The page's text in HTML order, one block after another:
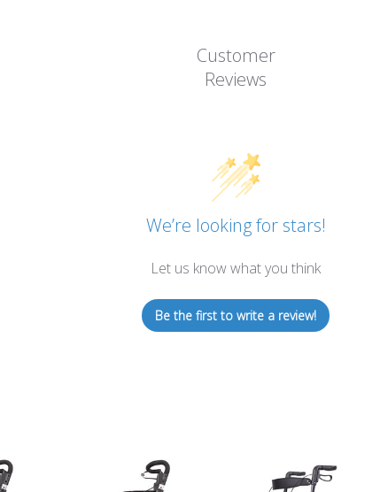
Customer
Reviews
We’re looking for stars!
Let us know what you think
Be the first to write a review!